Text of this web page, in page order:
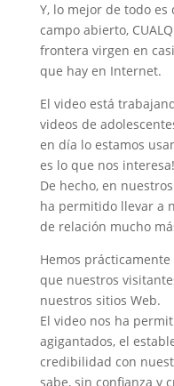
Y, lo mejor de todo
campo abierto,
frontera virgen en
que hay en Internet.
El video está
videos de
en día lo estamos
es lo que nos interesa!
De hecho, en
ha permitido llevar a
de relación mucho
Hemos
que nuestros
nuestros sitios Web.
El video nos ha
agigantados, el
credibilidad con
sabe, sin confianza y